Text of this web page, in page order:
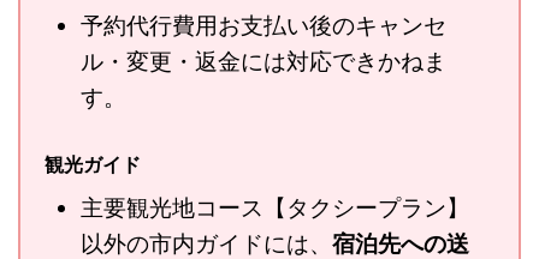
予約代行費用お支払い後のキャンセ
ル・変更・返金には対応できかねま
す。
観光ガイド
主要観光地コース【タクシープラン】
以外の市内ガイドには、 宿泊先への送